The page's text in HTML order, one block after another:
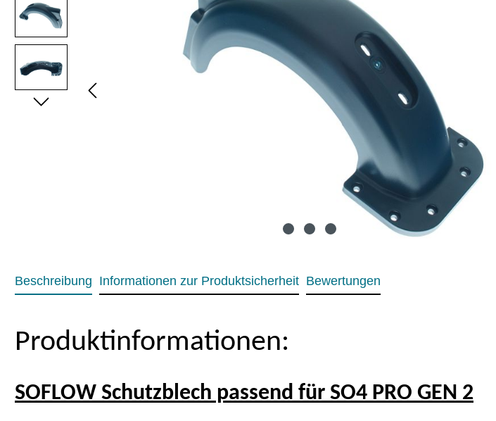
Beschreibung Informationen zur Produktsicherheit Bewertungen
Produktinformationen:
SOFLOW Schutzblech passend für SO4 PRO GEN 2